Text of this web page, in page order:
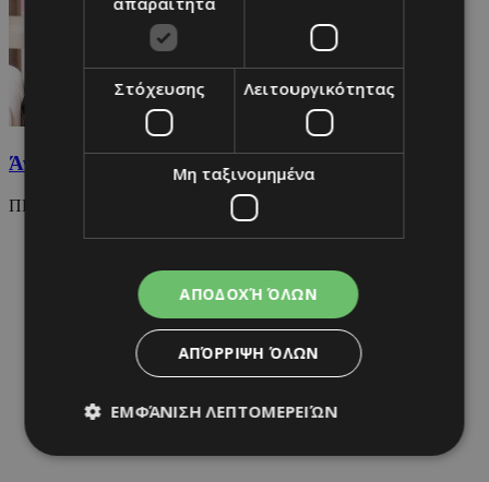
Άντρες: Σεξ ή ποδόσφαιρο;
ΠΡΙΝ 3 ΧΡΟΝΙΑ
Στόχευσης Λειτουργικότητας
Μη ταξινομημένα
ΑΠΟΔΟΧΉ ΌΛΩΝ
ΑΠΌΡΡΙΨΗ ΌΛΩΝ
ΕΜΦΆΝΙΣΗ ΛΕΠΤΟΜΕΡΕΙΏΝ